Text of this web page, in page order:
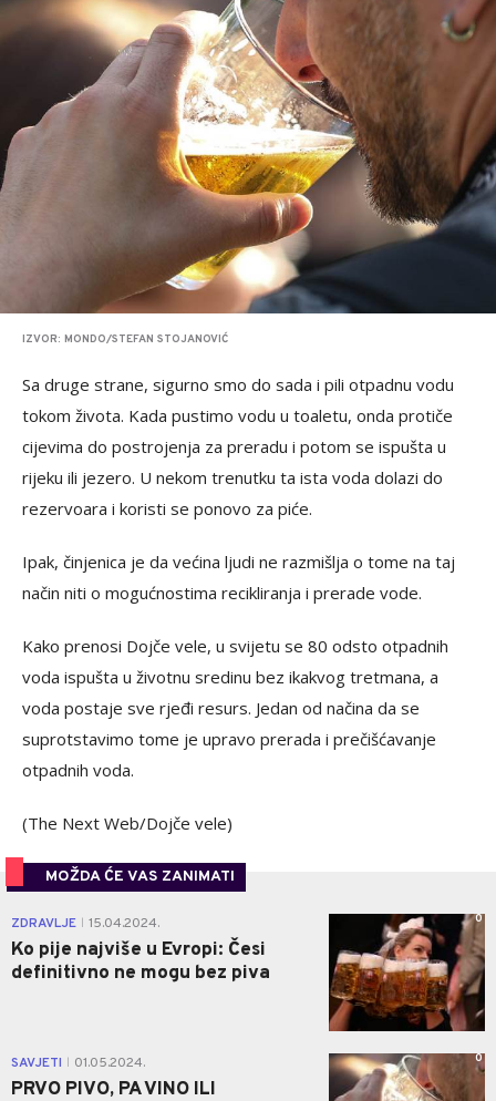
IZVOR: MONDO/STEFAN STOJANOVIĆ
Sa druge strane, sigurno smo do sada i pili otpadnu vodu
tokom života. Kada pustimo vodu u toaletu, onda protiče
cijevima do postrojenja za preradu i potom se ispušta u
rijeku ili jezero. U nekom trenutku ta ista voda dolazi do
rezervoara i koristi se ponovo za piće.
Ipak, činjenica je da većina ljudi ne razmišlja o tome na taj
način niti o mogućnostima recikliranja i prerade vode.
Kako prenosi Dojče vele, u svijetu se 80 odsto otpadnih
voda ispušta u životnu sredinu bez ikakvog tretmana, a
voda postaje sve rjeđi resurs. Jedan od načina da se
suprotstavimo tome je upravo prerada i prečišćavanje
otpadnih voda.
(The Next Web/Dojče vele)
MOŽDA ĆE VAS ZANIMATI
ZDRAVLJE 15.04.2024.
Ko pije najviše u Evropi: Česi
definitivno ne mogu bez piva
0
SAVJETI 01.05.2024.
PRVO PIVO, PA VINO ILI
0